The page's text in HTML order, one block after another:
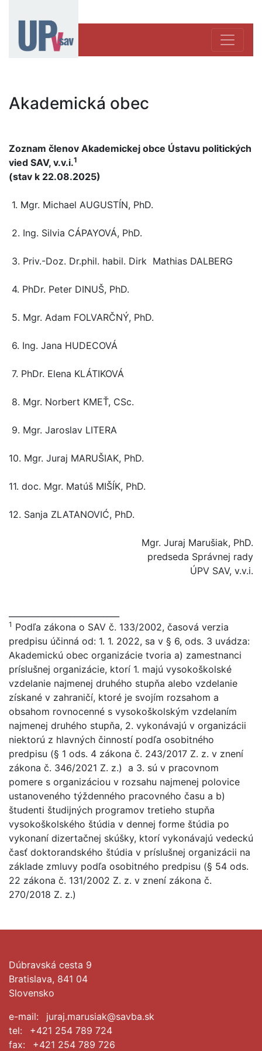
Akademická obec
Zoznam členov Akademickej obce Ústavu politických
vied SAV, v.v.i.1
(stav k 22.08.2025)
1. Mgr. Michael AUGUSTÍN, PhD.
2. Ing. Silvia CÁPAYOVÁ, PhD.
3. Priv.-Doz. Dr.phil. habil. Dirk Mathias DALBERG
4. PhDr. Peter DINUŠ, PhD.
5. Mgr. Adam FOLVARČNÝ, PhD.
6. Ing. Jana HUDECOVÁ
7. PhDr. Elena KLÁTIKOVÁ
8. Mgr. Norbert KMEŤ, CSc.
9. Mgr. Jaroslav LITERA
10. Mgr. Juraj MARUŠIAK, PhD.
11. doc. Mgr. Matúš MIŠÍK, PhD.
12. Sanja ZLATANOVIĆ, PhD.
Mgr. Juraj Marušiak, PhD.
predseda Správnej rady
ÚPV SAV, v.v.i.
1 Podľa zákona o SAV č. 133/2002, časová verzia
predpisu účinná od: 1. 1. 2022, sa v § 6, ods. 3 uvádza:
Akademickú obec organizácie tvoria a) zamestnanci
príslušnej organizácie, ktorí 1. majú vysokoškolské
vzdelanie najmenej druhého stupňa alebo vzdelanie
získané v zahraničí, ktoré je svojím rozsahom a
obsahom rovnocenné s vysokoškolským vzdelaním
najmenej druhého stupňa, 2. vykonávajú v organizácii
niektorú z hlavných činností podľa osobitného
predpisu (§ 1 ods. 4 zákona č. 243/2017 Z. z. v znení
zákona č. 346/2021 Z. z.) a 3. sú v pracovnom
pomere s organizáciou v rozsahu najmenej polovice
ustanoveného týždenného pracovného času a b)
študenti študijných programov tretieho stupňa
vysokoškolského štúdia v dennej forme štúdia po
vykonaní dizertačnej skúšky, ktorí vykonávajú vedeckú
časť doktorandského štúdia v príslušnej organizácii na
základe zmluvy podľa osobitného predpisu (§ 54 ods.
22 zákona č. 131/2002 Z. z. v znení zákona č.
270/2018 Z. z.)
Dúbravská cesta 9
Bratislava, 841 04
Slovensko
e-mail:
juraj.marusiak@savba.sk
tel:
+421 254 789 724
fax:
+421 254 789 726